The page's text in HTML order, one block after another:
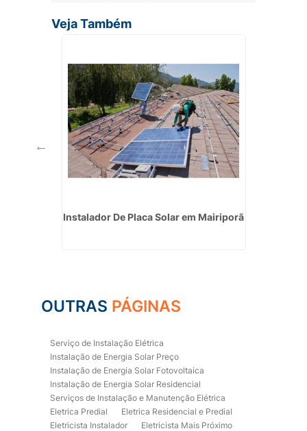
Veja Também
Instalador De Placa Solar em Mairiporã
OUTRAS PÁGINAS
Serviço de Instalação Elétrica
Instalação de Energia Solar Preço
Instalação de Energia Solar Fotovoltaica
Instalação de Energia Solar Residencial
Serviços de Instalação e Manutenção Elétrica
Eletrica Predial
Eletrica Residencial e Predial
Eletricista Instalador
Eletricista Mais Próximo